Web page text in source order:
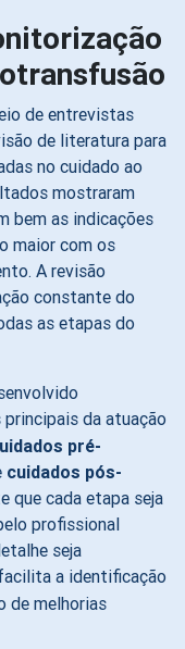
de entrevistas
de literatura para
no cuidado ao
mostraram
bem as indicações
maior com os
A revisão
constante do
as etapas do
da atuação
pré-
cuidados pós-
que cada etapa seja
profissional
seja
a identificação
de melhorias